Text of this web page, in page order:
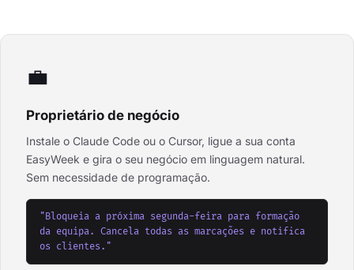
💼
Proprietário de negócio
Instale o Claude Code ou o Cursor, ligue a sua conta
EasyWeek e gira o seu negócio em linguagem natural.
Sem necessidade de programação.
"Bloqueia a próxima segunda-feira para formação
da equipa. Cancela todas as marcações e notifica
os clientes."